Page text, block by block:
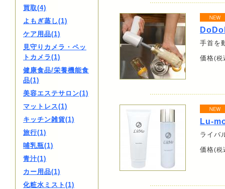
買取(4)
よもぎ蒸し(1)
ケア用品(1)
見守りカメラ・ペッ
トカメラ(1)
健康食品/栄養機能食
品(1)
美容エステサロン(1)
マットレス(1)
キッチン雑貨(1)
旅行(1)
哺乳瓶(1)
青汁(1)
カー用品(1)
化粧水ミスト(1)
手首を
価格(税
Lu-
ライバ
価格(税